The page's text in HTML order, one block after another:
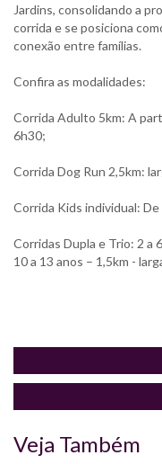
Jardins, consolidando a
corrida e se posiciona
conexão entre famílias.
Confira as modalidades:
Corrida Adulto 5km: A
6h30;
Corrida Dog Run 2,5km:
Corrida Kids individual:
Corridas Dupla e Trio: 2 a
10 a 13 anos – 1,5km -
Veja Também